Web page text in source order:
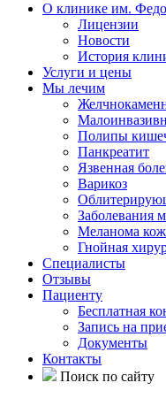
О клинике им.
Лицензии
Новости
История
Услуги и цены
Мы лечим
Полипы
Панкреатит
Язвенная
Варикоз
Заболевания
Меланома
Гнойная
Специалисты
Отзывы
Пациенту
Бесплатная
Запись на
Документы
Контакты
Поиск по сайту